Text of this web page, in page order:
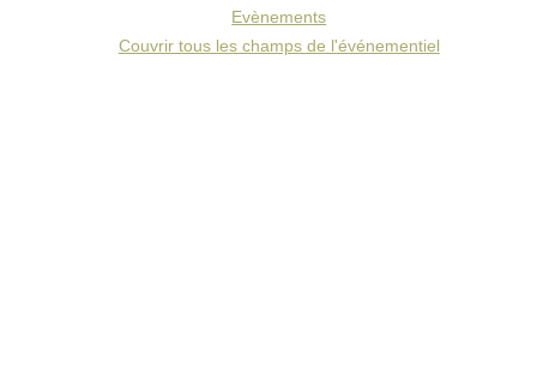
Evènements
Couvrir tous les champs de l'événementiel